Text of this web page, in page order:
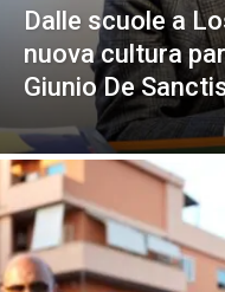
Dalle scuole a
nuova cultura
Giunio De